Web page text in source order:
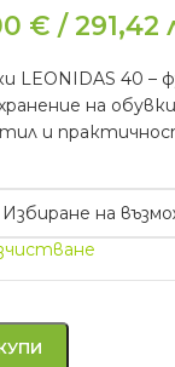
€ /291,42
LEONIDAS 40 –
на
и